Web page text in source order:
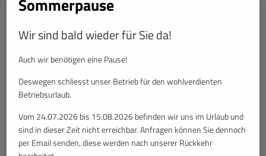
Temperis & ISG Installationstechnik – Gemeinsam für
Ihr verlässlicher Partner für innovative Installationslösungen und
Betreuung – wir bieten Qualität, Effizienz und Service aus einer
Sommerpause
Wir sind bald wieder für Sie da!
Auch wir benötigen eine Pause!
Deswegen schliesst unser Betrieb für den wohlverdienten
Betriebsurlaub.
Vom 24.07.2026 bis 15.08.2026 befinden wir uns im Urlaub und
sind in dieser Zeit nicht erreichbar. Anfragen können Sie dennoch
per Email senden, diese werden nach unserer Rückkehr